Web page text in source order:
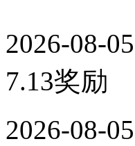
2026-08-
7.13奖励
2026-08-